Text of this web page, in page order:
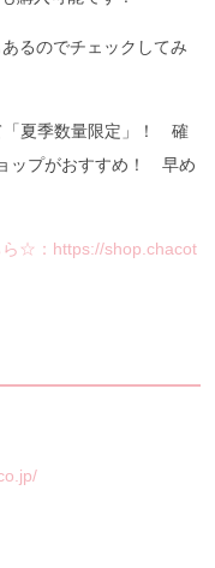
るのでチェックしてみ
「夏季数量限定」！ 確
ップがおすすめ！ 早め
ら☆：https://shop.chacot